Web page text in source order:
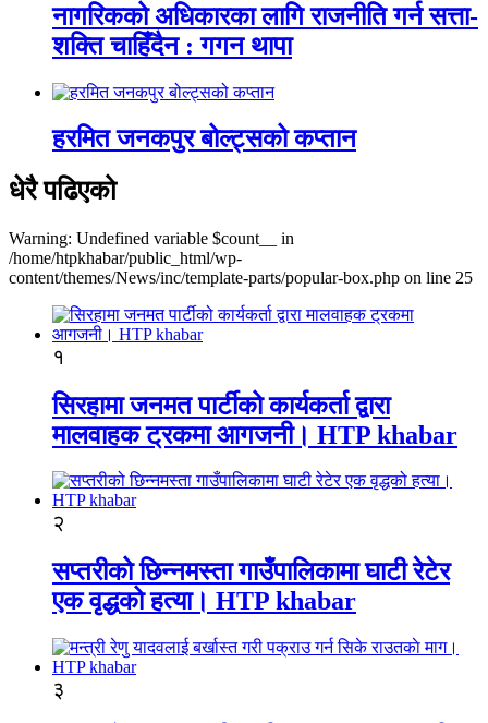
नागरिकको अधिकारका लागि राजनीति गर्न सत्ता-
शक्ति चाहिँदैन : गगन थापा
हरमित जनकपुर बोल्ट्सको कप्तान
धेरै पढिएको
Warning: Undefined variable $count__ in
/home/htpkhabar/public_html/wp-
content/themes/News/inc/template-parts/popular-box.php on line 25
१
सिरहामा जनमत पार्टीको कार्यकर्ता द्वारा
मालवाहक ट्रकमा आगजनी। HTP khabar
२
सप्तरीको छिन्नमस्ता गाउँपालिकामा घाटी रेटेर
एक वृद्धको हत्या। HTP khabar
३